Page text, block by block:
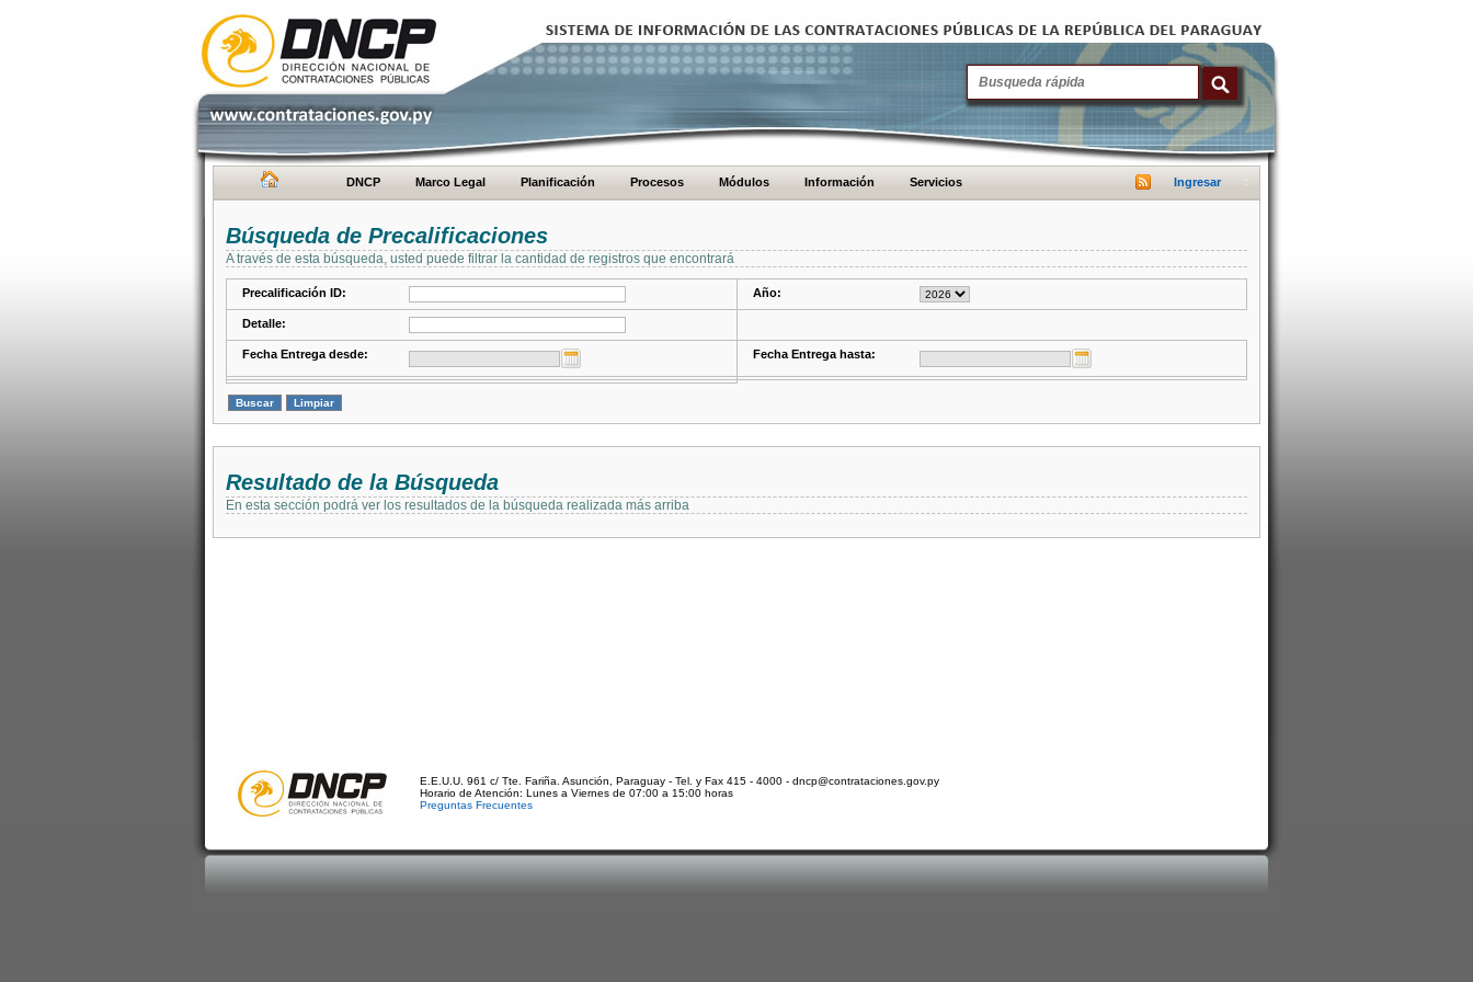
DNCP Marco Legal Planificación Procesos Módulos Información Servicios Ingresar
Búsqueda de Precalificaciones
A través de esta búsqueda, usted puede filtrar la cantidad de registros que encontrará
Precalificación ID: Año:
Detalle:
Fecha Entrega desde: Fecha Entrega hasta:
Resultado de la Búsqueda
En esta sección podrá ver los resultados de la búsqueda realizada más arriba
E.E.U.U. 961 c/ Tte. Fariña. Asunción, Paraguay - Tel. y Fax 415 - 4000 - dncp@contrataciones.gov.py
Horario de Atención: Lunes a Viernes de 07:00 a 15:00 horas
Preguntas Frecuentes